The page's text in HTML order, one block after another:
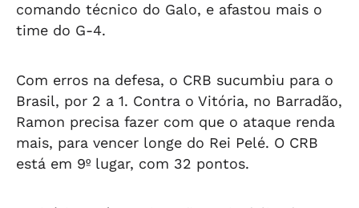
comando técnico do Galo, e afastou mais o
time do G-4.
Com erros na defesa, o CRB sucumbiu para o
Brasil, por 2 a 1. Contra o Vitória, no Barradão,
Ramon precisa fazer com que o ataque renda
mais, para vencer longe do Rei Pelé. O CRB
está em 9º lugar, com 32 pontos.